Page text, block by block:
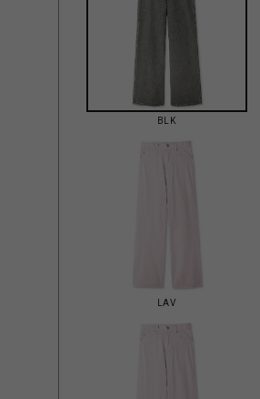
BLK
LAV